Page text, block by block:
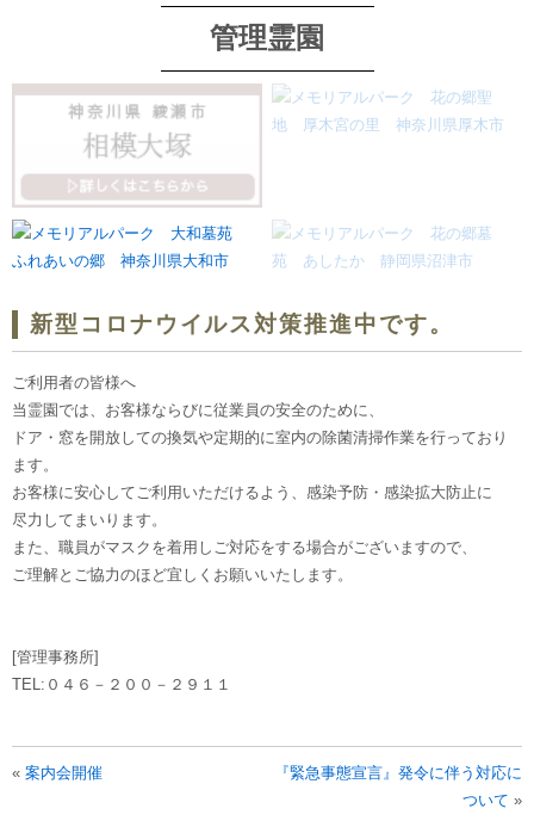
管理霊園
新型コロナウイルス対策推進中です。
ご利用者の皆様へ
当霊園では、お客様ならびに従業員の安全のために、
ドア・窓を開放しての換気や定期的に室内の除菌清掃作業を行っており
ます。
お客様に安心してご利用いただけるよう、感染予防・感染拡大防止に
尽力してまいります。
また、職員がマスクを着用しご対応をする場合がございますので、
ご理解とご協力のほど宜しくお願いいたします。
[管理事務所]
TEL:０４６－２００－２９１１
« 案内会開催
『緊急事態宣言』発令に伴う対応に
ついて »